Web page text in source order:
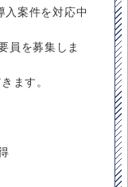
案件を対応中
員を募集しま
ます。